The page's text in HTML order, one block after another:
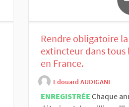
Rendre obligatoire
extincteur dans tous
en France.
Edouard AUDIGANE
ENREGISTRÉE Chaque